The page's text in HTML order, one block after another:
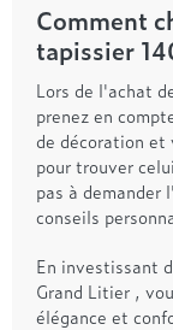
Comment
tapissier
Lors de l'achat
prenez en
de décoration et
pour trouver
pas à demander
conseils
En investissant
Grand Litier ,
élégance et